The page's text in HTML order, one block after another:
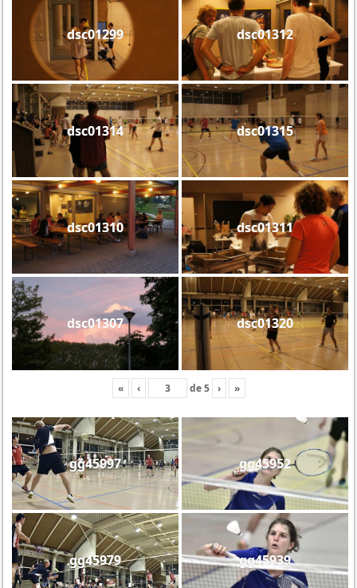
dsc01299 dsc01312
dsc01314 dsc01315
dsc01310 dsc01311
dsc01307 dsc01320
« ‹ de5 › »
gg45997 gg45952
gg45979 gg45939